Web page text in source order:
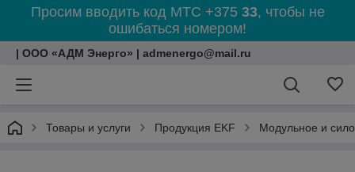
Просим вводить код МТС +375 33, чтобы не
ошибаться номером!
| ООО «АДМ Энерго» | admenergo@mail.ru
Товары и услуги Продукция EKF Модульное и